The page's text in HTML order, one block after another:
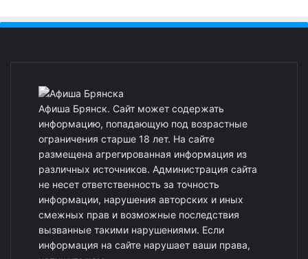
Афиша Брянск. Сайт может содержать
информацию, попадающую под возрастные
ограничения старше 18 лет. На сайте
размещена агрегированная информация из
различных источников. Администрация сайта
не несет ответственность за точность
информации, нарушения авторских и иных
смежных прав и возможные последствия
вызванные такими нарушениями. Если
информация на сайте нарушает ваши права,